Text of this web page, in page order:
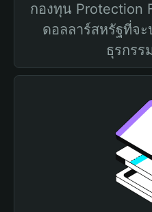
กองทุน Protection
ดอลลาร์สหรัฐที่จ
ธุรกร